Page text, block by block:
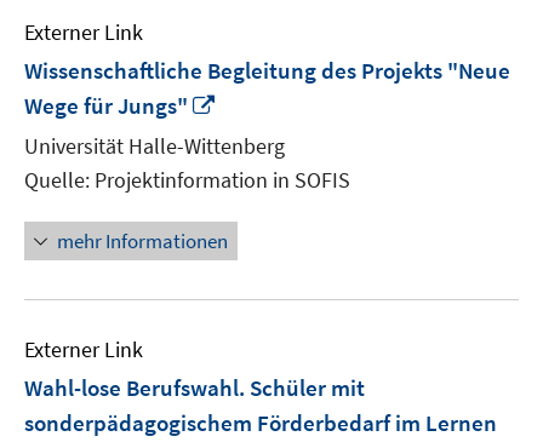
Externer Link
Wissenschaftliche Begleitung des Projekts "Neue
Wege für Jungs"
neuem
Fenster
öffnen
Universität Halle-Wittenberg
Quelle: Projektinformation in SOFIS
mehr Informationen
Externer Link
Wahl-lose Berufswahl. Schüler mit
sonderpädagogischem Förderbedarf im Lernen